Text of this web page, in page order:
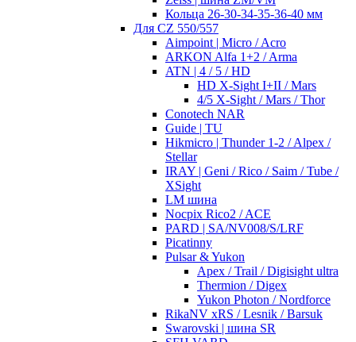
Кольца 26-30-34-35-36-40 мм
Для CZ 550/557
Aimpoint | Micro / Acro
ARKON Alfa 1+2 / Arma
ATN | 4 / 5 / HD
HD X-Sight I+II / Mars
4/5 X-Sight / Mars / Thor
Conotech NAR
Guide | TU
Hikmicro | Thunder 1-2 / Alpex /
Stellar
IRAY | Geni / Rico / Saim / Tube /
XSight
LM шина
Nocpix Rico2 / ACE
PARD | SA/NV008/S/LRF
Picatinny
Pulsar & Yukon
Apex / Trail / Digisight ultra
Thermion / Digex
Yukon Photon / Nordforce
RikaNV xRS / Lesnik / Barsuk
Swarovski | шина SR